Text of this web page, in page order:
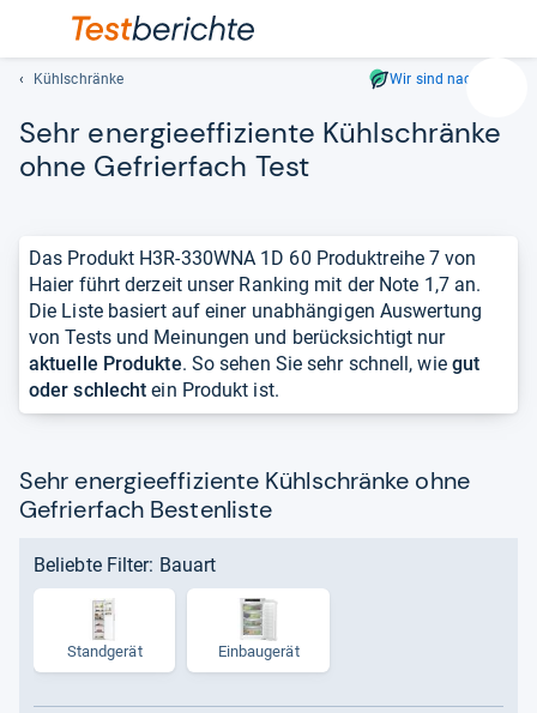
Geben
ein.
und
sich
den
Kühlschränke Wir sind nachhaltig
Sehr ener­gie­ef­fi­zi­ente Kühl­schränke
ohne Gefrier­fach Test
Das Produkt H3R-330WNA 1D 60 Produktreihe 7 von
Haier führt derzeit unser Ranking mit der Note 1,7 an.
Die Liste basiert auf einer unabhängigen Auswertung
von Tests und Meinungen und berücksichtigt nur
aktuelle Produkte. So sehen Sie sehr schnell, wie gut
oder schlecht ein Produkt ist.
Sehr energieeffiziente Kühlschränke ohne
Gefrierfach Bestenliste
Beliebte Filter: Bauart
Standgerät Ein­bau­ge­rät